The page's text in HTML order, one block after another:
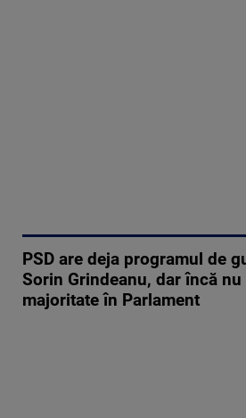
PSD are deja programul de
Sorin Grindeanu, dar încă
majoritate în Parlament